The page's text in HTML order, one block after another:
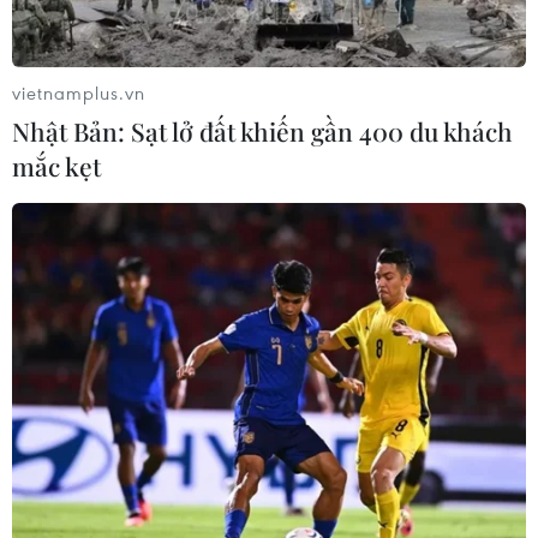
Động lực mới cho hợp tác thương
mại Việt Nam-Australia
Việt Nam-Ấn Độ thúc đẩy hợp tác
nghiên cứu, đào tạo và tư vấn chính
sách
08/08/2026 10:28
Chuyên gia Australia: Quan hệ Việt
Nam-Australia có độ tin cậy chính trị
cao
08/08/2026 05:27
vietnamplus.vn
Nhật Bản: Sạt lở đất khiến gần 400 du khách
mắc kẹt